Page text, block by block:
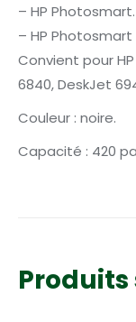
– HP Photosmart.
– HP Photosmart
Convient pour
6840, DeskJet
Couleur : noire.
Capacité : 420